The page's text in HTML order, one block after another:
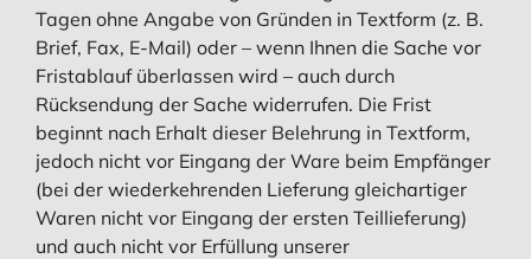
Tagen ohne Angabe von Gründen in Textform (z. B.
Brief, Fax, E-Mail) oder – wenn Ihnen die Sache vor
Fristablauf überlassen wird – auch durch
Rücksendung der Sache widerrufen. Die Frist
beginnt nach Erhalt dieser Belehrung in Textform,
jedoch nicht vor Eingang der Ware beim Empfänger
(bei der wiederkehrenden Lieferung gleichartiger
Waren nicht vor Eingang der ersten Teillieferung)
und auch nicht vor Erfüllung unserer